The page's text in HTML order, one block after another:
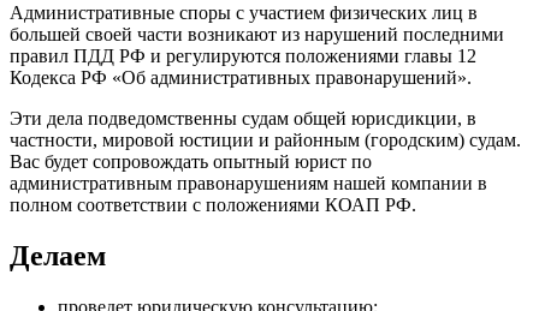
Административные споры с участием физических лиц в
большей своей части возникают из нарушений последними
правил ПДД РФ и регулируются положениями главы 12
Кодекса РФ «Об административных правонарушений».
Эти дела подведомственны судам общей юрисдикции, в
частности, мировой юстиции и районным (городским) судам.
Вас будет сопровождать опытный юрист по
административным правонарушениям нашей компании в
полном соответствии с положениями КОАП РФ.
Делаем
проведет юридическую консультацию;